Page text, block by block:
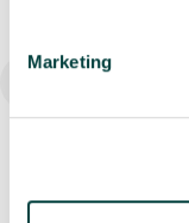
Marketing
Überschuhe